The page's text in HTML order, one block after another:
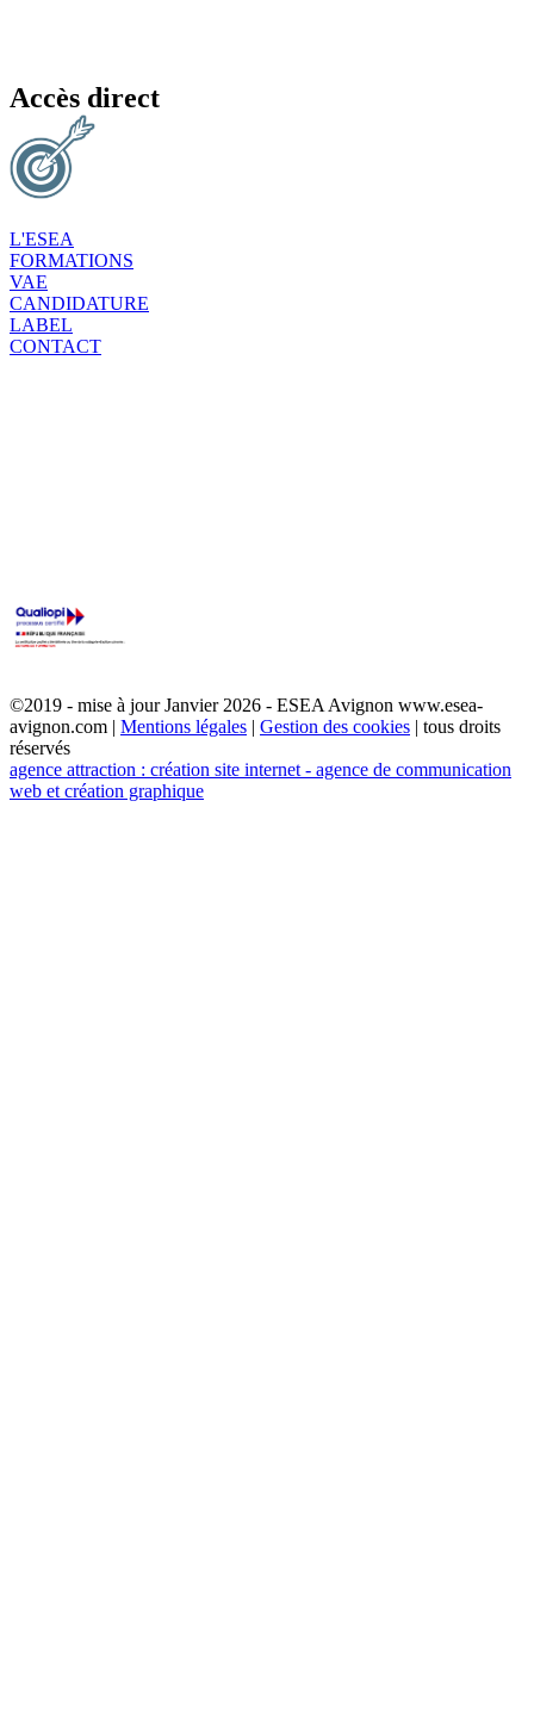
Accès direct
L'ESEA
FORMATIONS
VAE
CANDIDATURE
LABEL
CONTACT
©2019 - mise à jour Janvier 2026 - ESEA Avignon www.esea-
avignon.com | Mentions légales | Gestion des cookies | tous droits
réservés
agence attraction : création site internet - agence de communication
web et création graphique